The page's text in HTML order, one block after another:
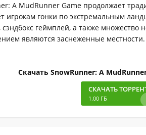
A MudRunner Game продолжает
игрокам гонки по экстремальным
сэндбокс геймплей, а также
являются заснеженные местности.
Скачать SnowRunner: A
СКАЧАТЬ
1.00 ГБ